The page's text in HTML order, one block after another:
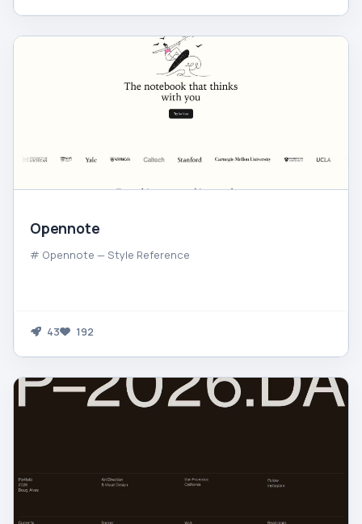
Opennote
# Opennote — Style Reference
43 192